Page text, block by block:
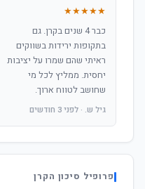
★★★★★
כבר 4 שנים בקרן. גם
בתקופות ירידות בשווקים
ראיתי שהם שמרו על יציבות
יחסית. ממליץ לכל מי
שחושב לטווח ארוך.
גיל ש. · לפני 3 חודשים
פרופיל סיכון הקרן